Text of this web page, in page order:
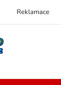
Reklamace